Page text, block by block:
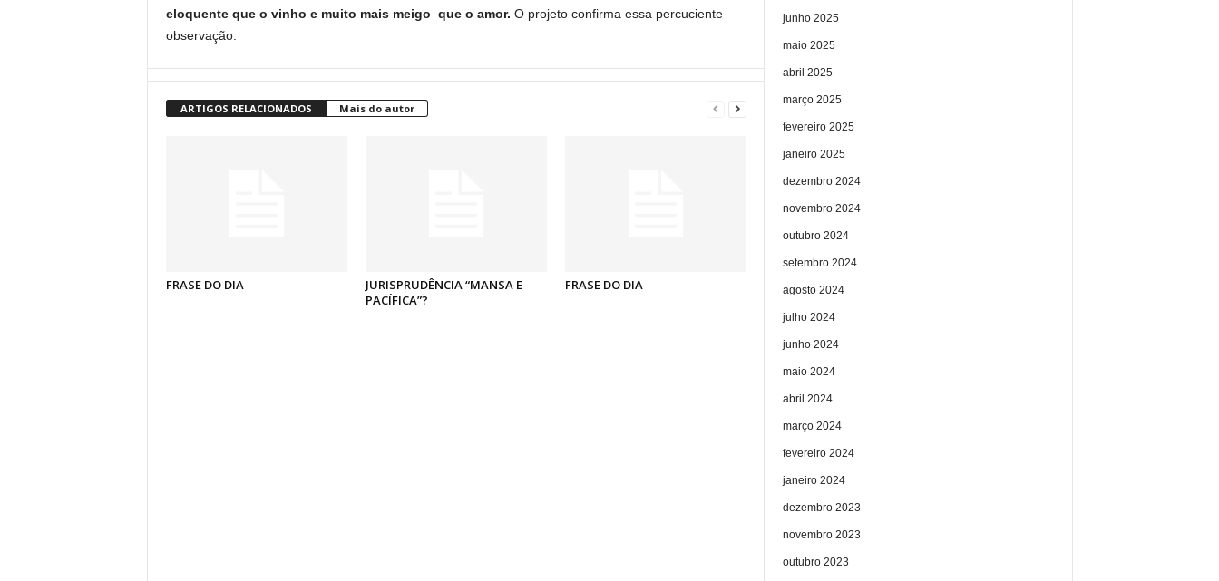
eloquente que o vinho e muito mais meigo que o amor. O projeto confirma essa percuciente
observação.
ARTIGOS RELACIONADOS Mais do autor
FRASE DO DIA
JURISPRUDÊNCIA “MANSA E
PACÍFICA”?
FRASE DO DIA
junho 2025
maio 2025
abril 2025
março 2025
fevereiro 2025
janeiro 2025
dezembro 2024
novembro 2024
outubro 2024
setembro 2024
agosto 2024
julho 2024
junho 2024
maio 2024
abril 2024
março 2024
fevereiro 2024
janeiro 2024
dezembro 2023
novembro 2023
outubro 2023